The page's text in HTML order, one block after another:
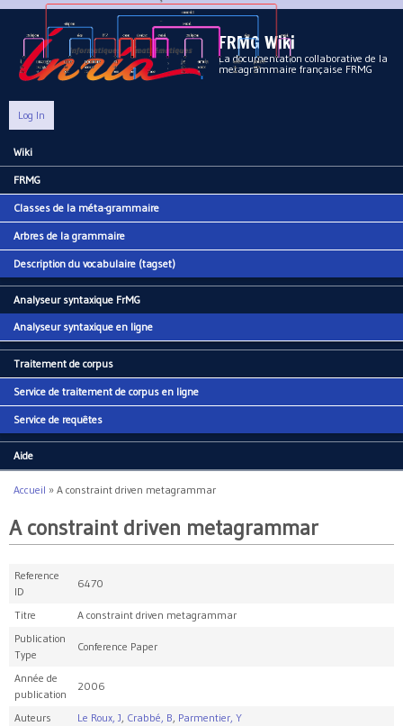
Aller au contenu principal
FRMG Wiki
La documentation collaborative de la
metagrammaire française FRMG
Log In
Main menu
Wiki
FRMG
Classes de la méta-grammaire
Arbres de la grammaire
Description du vocabulaire (tagset)
Analyseur syntaxique FrMG
Analyseur syntaxique en ligne
Traitement de corpus
Service de traitement de corpus en ligne
Service de requêtes
Aide
Vous êtes ici
Accueil » A constraint driven metagrammar
A constraint driven metagrammar
Reference
ID
6470
Titre
A constraint driven metagrammar
Publication
Type
Conference Paper
Année de
publication
2006
Auteurs Le Roux, J, Crabbé, B, Parmentier, Y